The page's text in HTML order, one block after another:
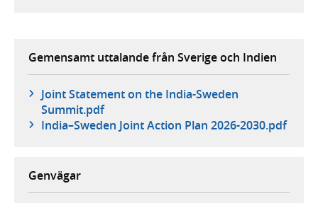
Gemensamt uttalande från Sverige och Indien
Joint Statement on the India-Sweden
Summit.pdf
India–Sweden Joint Action Plan 2026-2030.pdf
Genvägar